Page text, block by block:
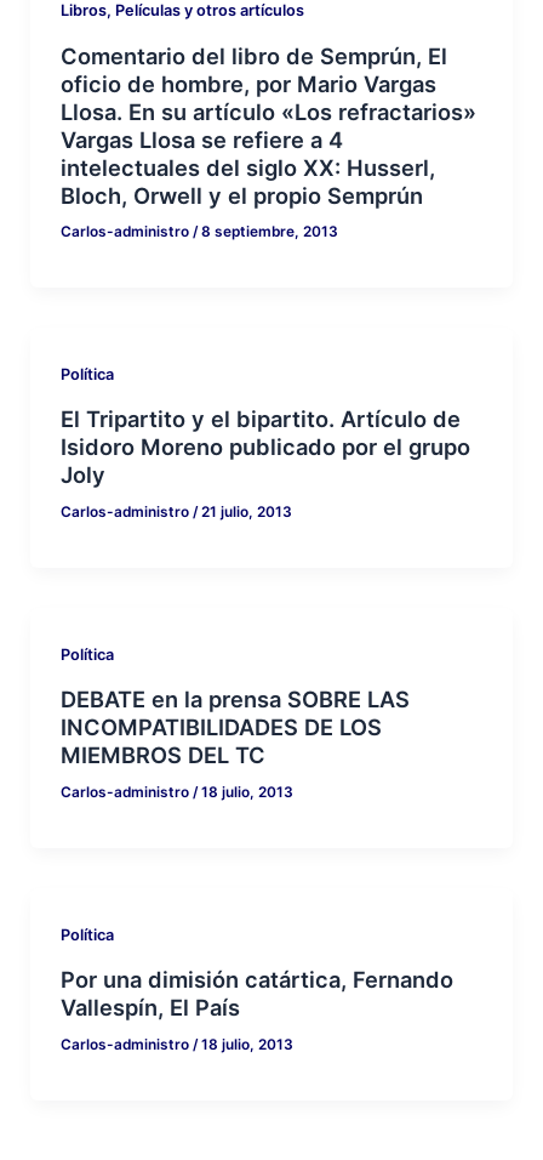
Libros, Películas y otros artículos
Comentario del libro de Semprún, El
oficio de hombre, por Mario Vargas
Llosa. En su artículo «Los refractarios»
Vargas Llosa se refiere a 4
intelectuales del siglo XX: Husserl,
Bloch, Orwell y el propio Semprún
Carlos-administro /8 septiembre, 2013
Política
El Tripartito y el bipartito. Artículo de
Isidoro Moreno publicado por el grupo
Joly
Carlos-administro /21 julio, 2013
Política
DEBATE en la prensa SOBRE LAS
INCOMPATIBILIDADES DE LOS
MIEMBROS DEL TC
Carlos-administro /18 julio, 2013
Política
Por una dimisión catártica, Fernando
Vallespín, El País
Carlos-administro /18 julio, 2013